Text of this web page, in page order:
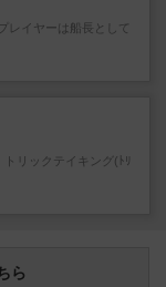
レイヤーは船長として
リックテイキング(ﾄﾘ
ら